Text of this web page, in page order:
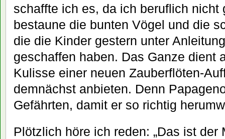
schaffte ich es, da ich beruflich nicht
bestaune die bunten Vögel und die
die die Kinder gestern unter
geschaffen haben. Das Ganze dient
Kulisse einer neuen Zauberflöten-
demnächst anbieten. Denn
Gefährten, damit er so richtig
Plötzlich höre ich reden: „Das ist der